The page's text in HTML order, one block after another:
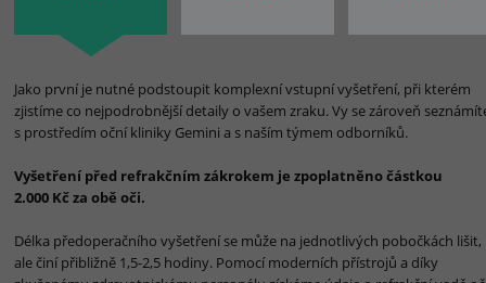
Jako první je nutné podstoupit komplexní vstupní vyšetření, při kterém
zjistíme co nejpodrobnější detaily o vašem zraku. Vy se zároveň
s prostředím oční kliniky Gemini a s naším týmem odborníků.
Vyšetření před refrakčním zákrokem je zpoplatněno částkou
2.000 Kč za obě oči.
Délka předoperačního vyšetření se může na jednotlivých pobočkách lišit,
ale činí přibližně 1,5-2,5 hodiny. Pomocí moderních přístrojů a díky